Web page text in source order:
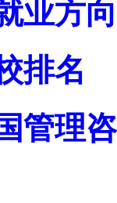
业方
排名
管理